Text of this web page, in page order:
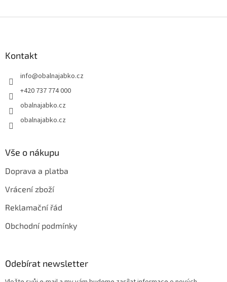
Kontakt
info@obalnajabko.cz
+420 737 774 000
obalnajabko.cz
obalnajabko.cz
Vše o nákupu
Doprava a platba
Vrácení zboží
Reklamační řád
Obchodní podmínky
Odebírat newsletter